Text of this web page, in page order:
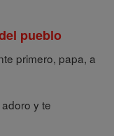
pueblo
primero, papa, a
adoro y te